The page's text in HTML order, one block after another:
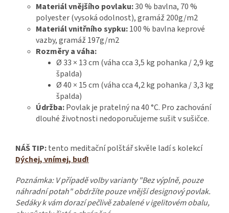
Materiál vnějšího povlaku:30 % bavlna, 70 %
polyester (vysoká odolnost), gramáž 200g/m2
Materiál vnitřního sypku:100 % bavlna keprové
vazby, gramáž 197g/m2
Rozměry a váha:
Ø 33 × 13 cm (váha cca 3,5 kg pohanka / 2,9 kg
špalda)
Ø 40 × 15 cm (váha cca 4,2 kg pohanka / 3,3 kg
špalda)
Údržba:Povlak je pratelný na 40 °C. Pro zachování
dlouhé životnosti nedoporučujeme sušit v sušičce.
NÁŠ TIP:tento meditační polštář skvěle ladí s kolekcí
Dýchej, vnímej, buď!
Poznámka: V případě volby varianty "Bez výplně, pouze
náhradní potah" obdržíte pouze vnější designový povlak.
Sedáky k vám dorazí pečlivě zabalené v igelitovém obalu,